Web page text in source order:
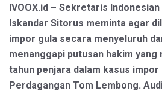
IVOOX.id – Sekretaris
Iskandar Sitorus meminta agar
impor gula secara menyeluruh
menanggapi putusan hakim yang
tahun penjara dalam kasus
Perdagangan Tom Lembong.